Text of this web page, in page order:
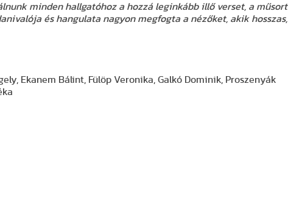
minden hallgatóhoz a hozzá leginkább illő verset, a műsort
és hangulata nagyon megfogta a nézőket, akik hosszas,
Ekanem Bálint, Fülöp Veronika, Galkó Dominik, Proszenyák